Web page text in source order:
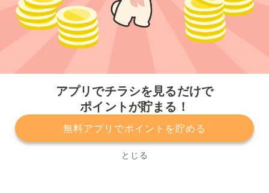
アプリでチラシを見るだけで
ポイントが貯まる！
無料アプリでポイントを貯める
とじる
プライバシーポリシー 利用規約
運営会社
サービスに関してのお問い合わせ